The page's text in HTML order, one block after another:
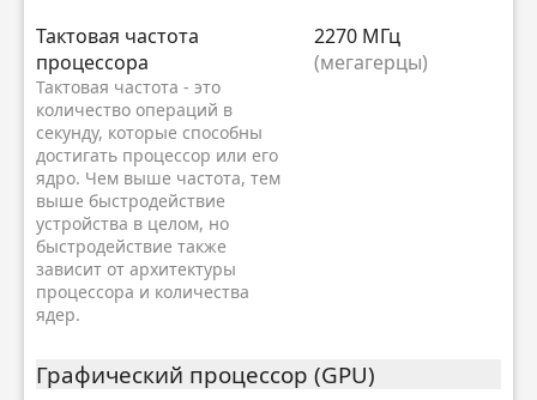
Тактовая частота
процессора
Тактовая частота - это
количество операций в
секунду, которые способны
достигать процессор или его
ядро. Чем выше частота, тем
выше быстродействие
устройства в целом, но
быстродействие также
зависит от архитектуры
процессора и количества
ядер.
2270 МГц
(мегагерцы)
Графический процессор (GPU)